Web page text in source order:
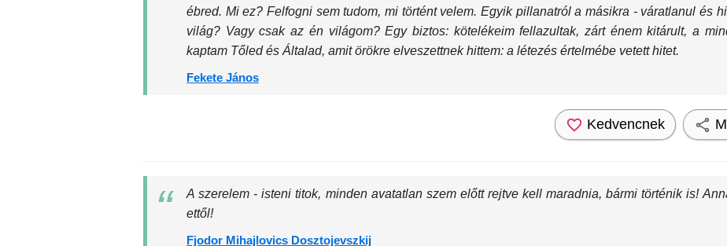
ébred. Mi ez? Felfogni sem tudom, mi történt velem. Egyik pillanatról a másikra - váratlanul és
világ? Vagy csak az én világom? Egy biztos: kötelékeim fellazultak, zárt énem kitárult, a
kaptam Tőled és Általad, amit örökre elveszettnek hittem: a létezés értelmébe vetett hitet.
Fekete János
Kedvencnek
A szerelem - isteni titok, minden avatatlan szem előtt rejtve kell maradnia, bármi történik is!
ettől!
Fjodor Mihajlovics Dosztojevszkij